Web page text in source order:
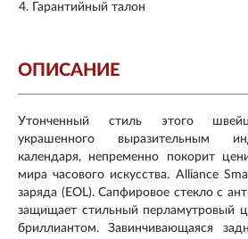
Гарантийный талон
ОПИСАНИЕ
Утонченный стиль этого
украшенного выразительным
календаря, непременно покорит
мира часового искусства. Alliance
заряда (EOL). Сапфировое стекло с
защищает стильный перламутровый
бриллиантом. Завинчивающаяся